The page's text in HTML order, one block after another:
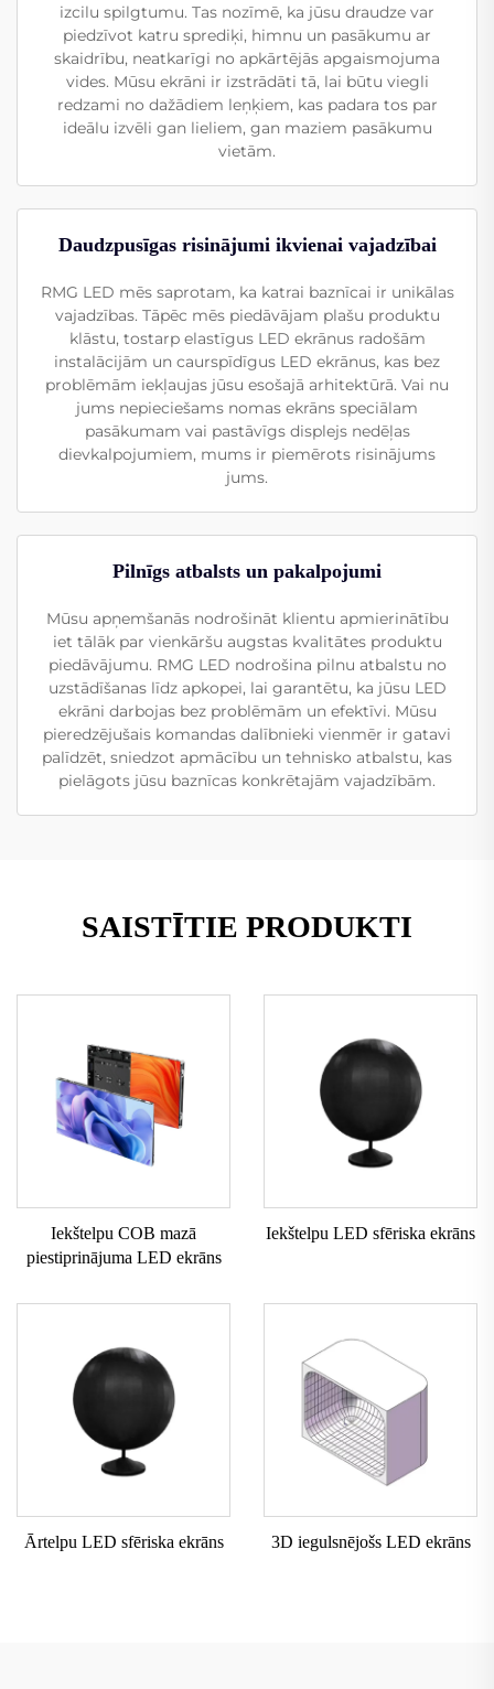
izcilu spilgtumu. Tas nozīmē, ka jūsu draudze var
piedzīvot katru sprediķi, himnu un pasākumu ar
skaidrību, neatkarīgi no apkārtējās apgaismojuma
vides. Mūsu ekrāni ir izstrādāti tā, lai būtu viegli
redzami no dažādiem leņķiem, kas padara tos par
ideālu izvēli gan lieliem, gan maziem pasākumu
vietām.
Daudzpusīgas risinājumi ikvienai vajadzībai
RMG LED mēs saprotam, ka katrai baznīcai ir unikālas
vajadzības. Tāpēc mēs piedāvājam plašu produktu
klāstu, tostarp elastīgus LED ekrānus radošām
instalācijām un caurspīdīgus LED ekrānus, kas bez
problēmām iekļaujas jūsu esošajā arhitektūrā. Vai nu
jums nepieciešams nomas ekrāns speciālam
pasākumam vai pastāvīgs displejs nedēļas
dievkalpojumiem, mums ir piemērots risinājums
jums.
Pilnīgs atbalsts un pakalpojumi
Mūsu apņemšanās nodrošināt klientu apmierinātību
iet tālāk par vienkāršu augstas kvalitātes produktu
piedāvājumu. RMG LED nodrošina pilnu atbalstu no
uzstādīšanas līdz apkopei, lai garantētu, ka jūsu LED
ekrāni darbojas bez problēmām un efektīvi. Mūsu
pieredzējušais komandas dalībnieki vienmēr ir gatavi
palīdzēt, sniedzot apmācību un tehnisko atbalstu, kas
pielāgots jūsu baznīcas konkrētajām vajadzībām.
SAISTĪTIE PRODUKTI
Iekštelpu COB mazā
piestiprinājuma LED ekrāns
Iekštelpu LED sfēriska ekrāns
Ārtelpu LED sfēriska ekrāns 3D iegulsnējošs LED ekrāns